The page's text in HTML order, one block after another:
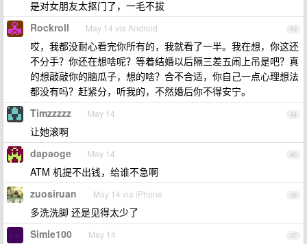
是对女朋友太抠门了，一毛不拔
43
Rockroll May 14 via Android
哎，我都没耐心看完你所有的，我就看了一半。我在想，你这还
不分手？你还在想啥呢？等着结婚以后隔三差五闹上吊是吧？真
的想敲敲你的脑瓜子，想的啥？合不合适，你自己一点心理想法
都没有吗？赶紧分，听我的，不然婚后你不得安宁。
44
Timzzzzz May 14
让她滚啊
45
dapaoge May 14
ATM 机提不出钱，给谁不急啊
46
zuosiruan May 14 via iPhone
多洗洗脚 还是见得太少了
47
Simle100 May 14